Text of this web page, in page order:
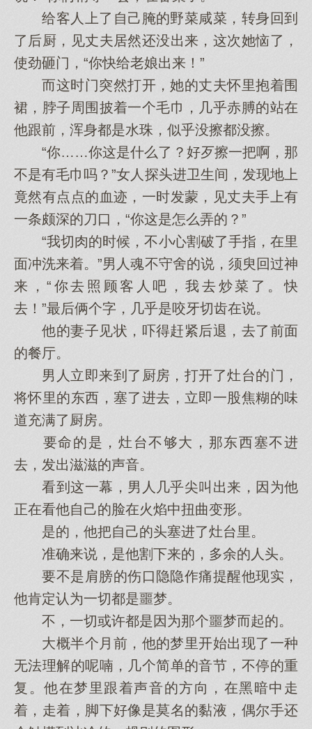
给客人上了自己腌的野菜咸菜，转身回到
了后厨，见丈夫居然还没出来，这次她恼了，
使劲砸门，“你快给老娘出来！”
而这时门突然打开，她的丈夫怀里抱着围
裙，脖子周围披着一个毛巾，几乎赤膊的站在
他跟前，浑身都是水珠，似乎没擦都没擦。
“你……你这是什么了？好歹擦一把啊，那
不是有毛巾吗？”女人探头进卫生间，发现地上
竟然有点点的血迹，一时发蒙，见丈夫手上有
一条颇深的刀口，“你这是怎么弄的？”
“我切肉的时候，不小心割破了手指，在里
面冲洗来着。”男人魂不守舍的说，须臾回过神
来，“你去照顾客人吧，我去炒菜了。快
去！”最后俩个字，几乎是咬牙切齿在说。
他的妻子见状，吓得赶紧后退，去了前面
的餐厅。
男人立即来到了厨房，打开了灶台的门，
将怀里的东西，塞了进去，立即一股焦糊的味
道充满了厨房。
要命的是，灶台不够大，那东西塞不进
去，发出滋滋的声音。
看到这一幕，男人几乎尖叫出来，因为他
正在看他自己的脸在火焰中扭曲变形。
是的，他把自己的头塞进了灶台里。
准确来说，是他割下来的，多余的人头。
要不是肩膀的伤口隐隐作痛提醒他现实，
他肯定认为一切都是噩梦。
不，一切或许都是因为那个噩梦而起的。
大概半个月前，他的梦里开始出现了一种
无法理解的呢喃，几个简单的音节，不停的重
复。他在梦里跟着声音的方向，在黑暗中走
着，走着，脚下好像是莫名的黏液，偶尔手还